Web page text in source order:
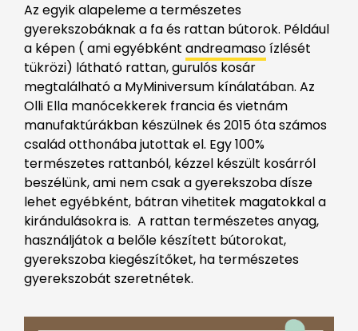
Az egyik alapeleme a természetes
gyerekszobáknak a fa és rattan bútorok. Például
a képen ( ami egyébként andreamasoízlését
tükrözi) látható rattan, gurulós kosár
megtalálható a MyMiniversum kínálatában. Az
Olli Ella manócekkerek francia és vietnám
manufaktúrákban készülnek és 2015 óta számos
család otthonába jutottak el. Egy 100%
természetes rattanból, kézzel készült kosárról
beszélünk, ami nem csak a gyerekszoba dísze
lehet egyébként, bátran vihetitek magatokkal a
kirándulásokra is. A rattan természetes anyag,
használjátok a belőle készített bútorokat,
gyerekszoba kiegészítőket, ha természetes
gyerekszobát szeretnétek.